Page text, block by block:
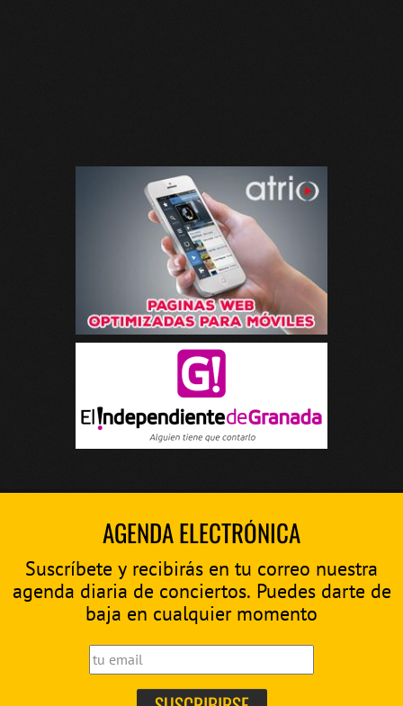
AGENDA ELECTRÓNICA
Suscríbete y recibirás en tu correo nuestra
agenda diaria de conciertos. Puedes darte de
baja en cualquier momento